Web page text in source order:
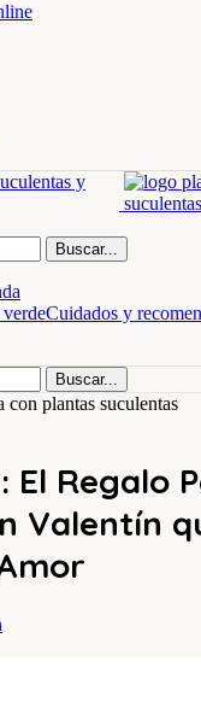
Buscar...
Cuidados y
Buscar...
El Regalo
Valentín